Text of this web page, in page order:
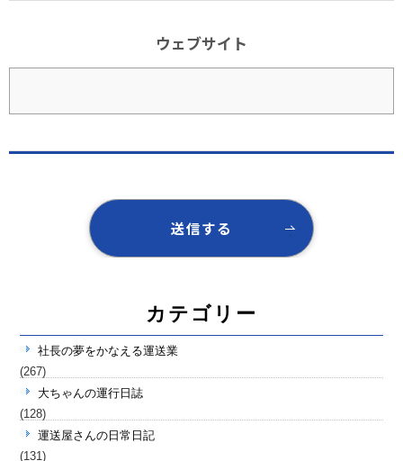
ウェブサイト
カテゴリー
社長の夢をかなえる運送業
(267)
大ちゃんの運行日誌
(128)
運送屋さんの日常日記
(131)